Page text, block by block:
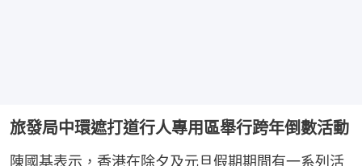
旅發局中環遮打道行人專用區舉行跨年倒數活動
陳國基表示，香港在除夕及元旦假期期間有一系列活